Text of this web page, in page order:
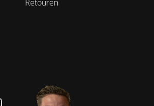
Retouren